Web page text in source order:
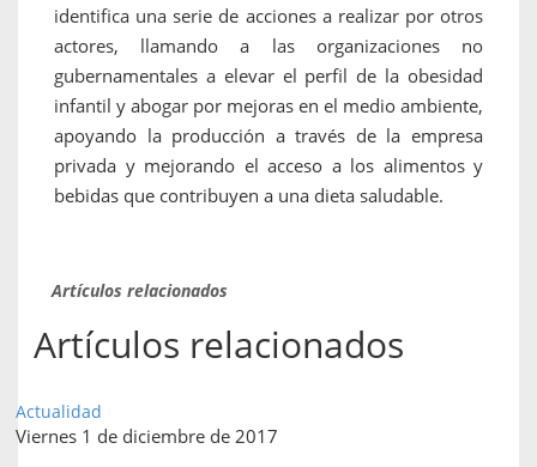
identifica una serie de acciones a realizar por otros
actores, llamando a las organizaciones no
gubernamentales a elevar el perfil de la obesidad
infantil y abogar por mejoras en el medio ambiente,
apoyando la producción a través de la empresa
privada y mejorando el acceso a los alimentos y
bebidas que contribuyen a una dieta saludable.
Artículos relacionados
Artículos relacionados
Actualidad
Viernes 1 de diciembre de 2017